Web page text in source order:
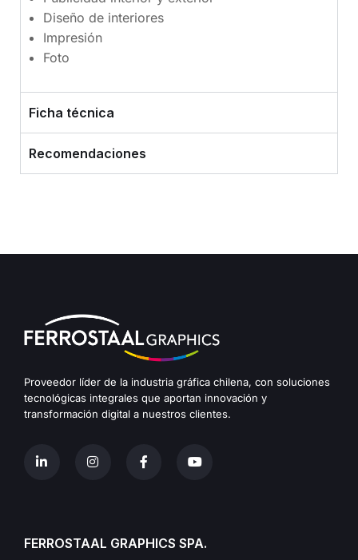
Diseño de interiores
Impresión
Foto
Ficha técnica
Recomendaciones
Proveedor líder de la industria gráfica chilena, con soluciones
tecnológicas integrales que aportan innovación y
transformación digital a nuestros clientes.
FERROSTAAL GRAPHICS SPA.